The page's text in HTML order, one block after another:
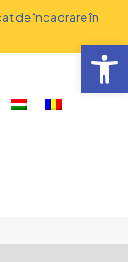
de încadrare în